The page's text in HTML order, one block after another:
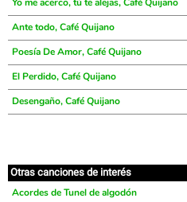
Ante todo, Café Quijano
Poesía De Amor, Café Quijano
El Perdido, Café Quijano
Desengaño, Café Quijano
Otras canciones de interés
Acordes de Tunel de algodón